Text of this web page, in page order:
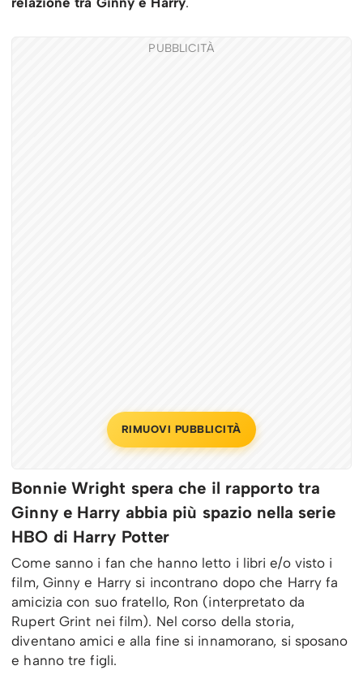
PUBBLICITÀ
RIMUOVI PUBBLICITÀ
Bonnie Wright spera che il rapporto tra
Ginny e Harry abbia più spazio nella serie
HBO di Harry Potter
Come sanno i fan che hanno letto i libri e/o visto i
film, Ginny e Harry si incontrano dopo che Harry fa
amicizia con suo fratello, Ron (interpretato da
Rupert Grint nei film). Nel corso della storia,
diventano amici e alla fine si innamorano, si sposano
e hanno tre figli.